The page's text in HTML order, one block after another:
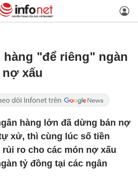
"để riêng" ngàn
xấu
hàng lớn đã dừng bán nợ
xử, thì cùng lúc số tiền
ro cho các món nợ xấu
tỷ đồng tại các ngân